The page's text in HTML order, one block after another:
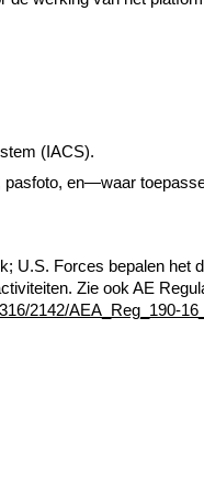
(IACS).
pasfoto, en—waar
U.S. Forces bepalen het
Zie ook AE
2142/AEA_Reg_190-